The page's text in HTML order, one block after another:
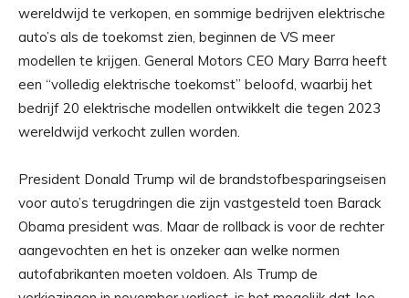
wereldwijd te verkopen, en sommige bedrijven elektrische
auto’s als de toekomst zien, beginnen de VS meer
modellen te krijgen. General Motors CEO Mary Barra heeft
een “volledig elektrische toekomst” beloofd, waarbij het
bedrijf 20 elektrische modellen ontwikkelt die tegen 2023
wereldwijd verkocht zullen worden.
President Donald Trump wil de brandstofbesparingseisen
voor auto’s terugdringen die zijn vastgesteld toen Barack
Obama president was. Maar de rollback is voor de rechter
aangevochten en het is onzeker aan welke normen
autofabrikanten moeten voldoen. Als Trump de